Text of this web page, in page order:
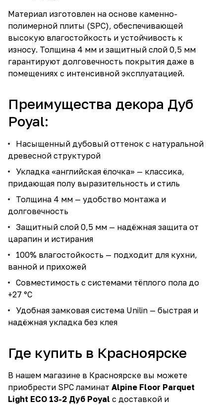
Материал изготовлен на основе каменно-
полимерной плиты (SPC), обеспечивающей
высокую влагостойкость и устойчивость к
износу. Толщина 4 мм и защитный слой 0,5 мм
гарантируют долговечность покрытия даже в
помещениях с интенсивной эксплуатацией.
Преимущества декора Дуб
Poyal:
Насыщенный дубовый оттенок с натуральной
древесной структурой
Укладка «английская ёлочка» — классика,
придающая полу выразительность и стиль
Толщина 4 мм — удобство монтажа и
долговечность
Защитный слой 0,5 мм — надёжная защита от
царапин и истирания
100% влагостойкость — подходит для кухни,
ванной и прихожей
Совместимость с системами тёплого пола до
+27 °C
Удобная замковая система Unilin — быстрая и
надёжная укладка без клея
Где купить в Красноярске
В нашем магазине в Красноярске вы можете
приобрести SPC ламинат Alpine Floor Parquet
Light ECO 13-2 Дуб Poyal с доставкой и